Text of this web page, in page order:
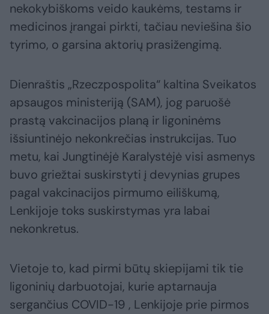
nekokybiškoms veido kaukėms, testams ir
medicinos įrangai pirkti, tačiau neviešina šio
tyrimo, o garsina aktorių prasižengimą.
Dienraštis „Rzeczpospolita“ kaltina Sveikatos
apsaugos ministeriją (SAM), jog paruošė
prastą vakcinacijos planą ir ligoninėms
išsiuntinėjo nekonkrečias instrukcijas. Tuo
metu, kai Jungtinėjė Karalystėjė visi asmenys
buvo griežtai suskirstyti į devynias grupes
pagal vakcinacijos pirmumo eiliškumą,
Lenkijoje toks suskirstymas yra labai
nekonkretus.
Vietoje to, kad pirmi būtų skiepijami tik tie
ligoninių darbuotojai, kurie aptarnauja
sergančius COVID-19 , Lenkijoje prie pirmos